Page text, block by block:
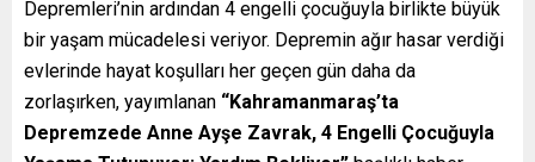
Depremleri’nin ardından 4 engelli çocuğuyla birlikte büyük
bir yaşam mücadelesi veriyor. Depremin ağır hasar verdiği
evlerinde hayat koşulları her geçen gün daha da
zorlaşırken, yayımlanan “Kahramanmaraş’ta
Depremzede Anne Ayşe Zavrak, 4 Engelli Çocuğuyla